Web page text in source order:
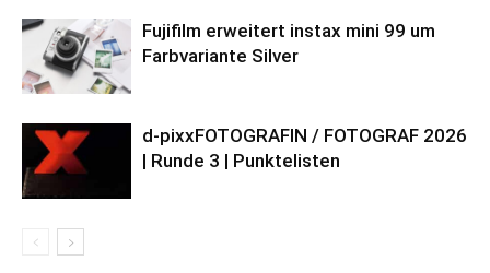
Fujifilm erweitert instax mini 99 um
Farbvariante Silver
d-pixxFOTOGRAFIN / FOTOGRAF 2026
| Runde 3 | Punktelisten